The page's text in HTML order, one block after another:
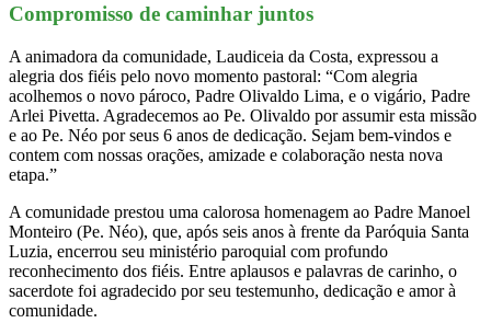
Compromisso de caminhar juntos
A animadora da comunidade, Laudiceia da Costa, expressou a
alegria dos fiéis pelo novo momento pastoral: “Com alegria
acolhemos o novo pároco, Padre Olivaldo Lima, e o vigário, Padre
Arlei Pivetta. Agradecemos ao Pe. Olivaldo por assumir esta missão
e ao Pe. Néo por seus 6 anos de dedicação. Sejam bem-vindos e
contem com nossas orações, amizade e colaboração nesta nova
etapa.”
A comunidade prestou uma calorosa homenagem ao Padre Manoel
Monteiro (Pe. Néo), que, após seis anos à frente da Paróquia Santa
Luzia, encerrou seu ministério paroquial com profundo
reconhecimento dos fiéis. Entre aplausos e palavras de carinho, o
sacerdote foi agradecido por seu testemunho, dedicação e amor à
comunidade.